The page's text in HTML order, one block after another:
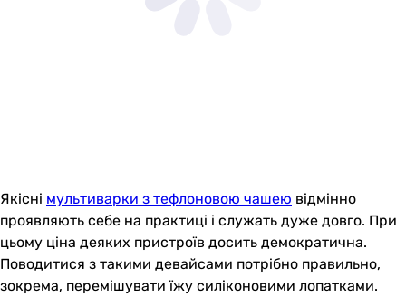
Якісні мультиварки з тефлоновою чашею відмінно
проявляють себе на практиці і служать дуже довго. При
цьому ціна деяких пристроїв досить демократична.
Поводитися з такими девайсами потрібно правильно,
зокрема, перемішувати їжу силіконовими лопатками.